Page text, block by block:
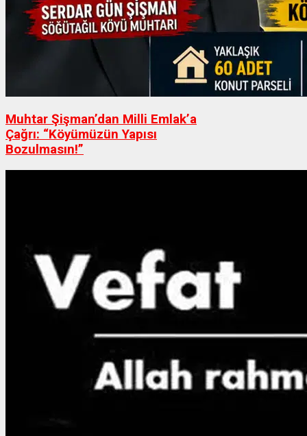
Muhtar Şişman’dan Milli Emlak’a
Çağrı: “Köyümüzün Yapısı
Bozulmasın!”